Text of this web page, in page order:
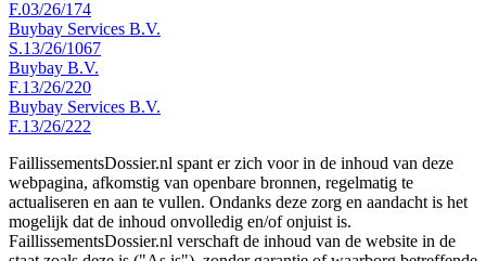
F.03/26/174
Buybay Services B.V.
S.13/26/1067
Buybay B.V.
F.13/26/220
Buybay Services B.V.
F.13/26/222
FaillissementsDossier.nl spant er zich voor in de inhoud van deze
webpagina, afkomstig van openbare bronnen, regelmatig te
actualiseren en aan te vullen. Ondanks deze zorg en aandacht is het
mogelijk dat de inhoud onvolledig en/of onjuist is.
FaillissementsDossier.nl verschaft de inhoud van de website in de